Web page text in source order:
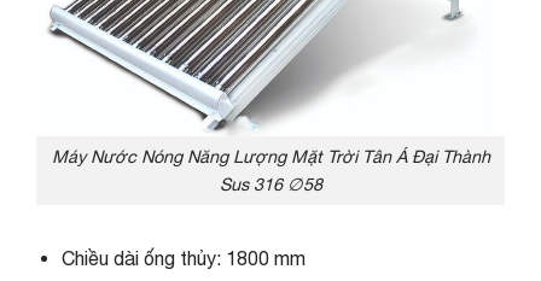
Máy Nước Nóng Năng Lượng Mặt Trời Tân Á Đại Thành
Sus 316 ∅58
Chiều dài ống thủy: 1800 mm